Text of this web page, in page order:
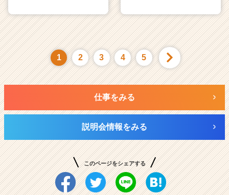
1 2 3 4 5
仕事をみる
説明会情報をみる
このページをシェアする